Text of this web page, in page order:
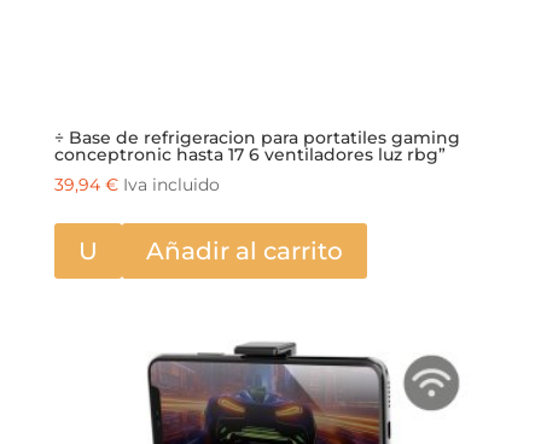
÷ Base de refrigeracion para portatiles gaming
conceptronic hasta 17 6 ventiladores luz rbg”
39,94 € Iva incluido
U Añadir al carrito